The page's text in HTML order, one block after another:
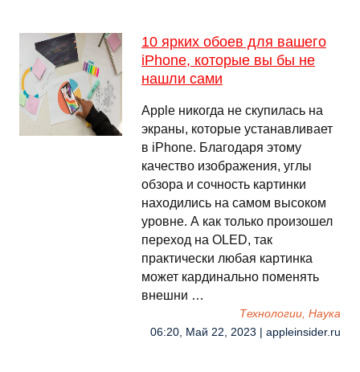
10 ярких обоев для вашего
iPhone, которые вы бы не
нашли сами
Apple никогда не скупилась на
экраны, которые устанавливает
в iPhone. Благодаря этому
качество изображения, углы
обзора и сочность картинки
находились на самом высоком
уровне. А как только произошел
переход на OLED, так
практически любая картинка
может кардинально поменять
внешни …
Технологии, Наука
06:20, Май 22, 2023 | appleinsider.ru